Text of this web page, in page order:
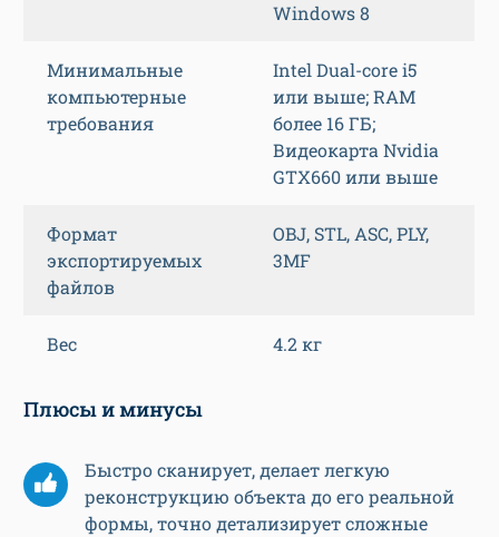
Windows 8
Минимальные
компьютерные
требования
Intel Dual-core i5
или выше; RAM
более 16 ГБ;
Видеокарта Nvidia
GTX660 или выше
Формат
экспортируемых
файлов
OBJ, STL, ASC, PLY,
3MF
Вес 4.2 кг
Плюсы и минусы
Быстро сканирует, делает легкую
реконструкцию объекта до его реальной
формы, точно детализирует сложные